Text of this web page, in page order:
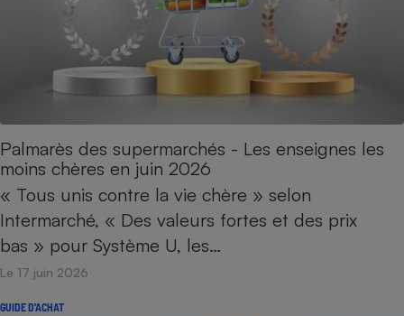
Palmarès des supermarchés - Les enseignes les
moins chères en juin 2026
« Tous unis contre la vie chère » selon
Intermarché, « Des valeurs fortes et des prix
bas » pour Système U, les…
Le 17 juin 2026
GUIDE D'ACHAT
Cafetière à expressos